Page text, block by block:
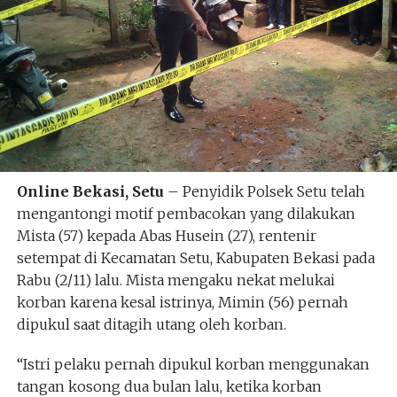
Online Bekasi, Setu– Penyidik Polsek Setu telah
mengantongi motif pembacokan yang dilakukan
Mista (57) kepada Abas Husein (27), rentenir
setempat di Kecamatan Setu, Kabupaten Bekasi pada
Rabu (2/11) lalu. Mista mengaku nekat melukai
korban karena kesal istrinya, Mimin (56) pernah
dipukul saat ditagih utang oleh korban.
“Istri pelaku pernah dipukul korban menggunakan
tangan kosong dua bulan lalu, ketika korban